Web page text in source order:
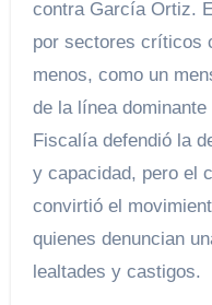
contra García Ortiz.
por sectores críticos
menos, como un
de la línea
Fiscalía defendió la
y capacidad, pero el
convirtió el
quienes denuncian
lealtades y castigos.